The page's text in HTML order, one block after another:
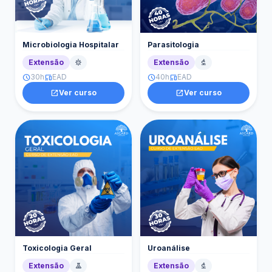
Microbiologia Hospitalar
Extensão
coronavirus
schedule30hdevicesEAD
open_in_newVer curso
Parasitologia
Extensão
biotech
schedule40hdevicesEAD
open_in_newVer curso
Toxicologia Geral
Extensão
experiment
Uroanálise
Extensão
biotech